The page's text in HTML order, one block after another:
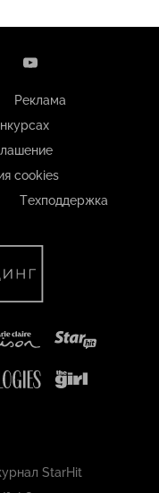
Реклама
cookies
Техподдержка
StarHit